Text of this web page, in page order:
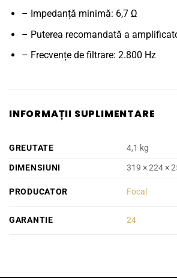
– Impedanță minimă: 6,7 Ω
– Puterea recomandată a
– Frecvențe de filtrare: 2.800 Hz
INFORMAȚII SUPLIMENTARE
GREUTATE
4,1 kg
DIMENSIUNI
319 × 224 ×
PRODUCATOR Focal
GARANTIE 24